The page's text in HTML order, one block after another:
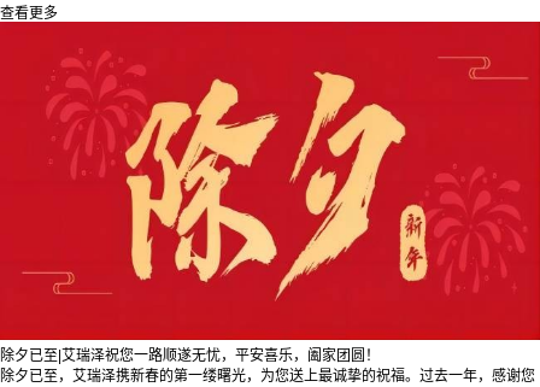
查看更多
除夕已至|艾瑞泽祝您一路顺遂无忧，平安喜乐，阖家团圆！
除夕已至，艾瑞泽携新春的第一缕曙光，为您送上最诚挚的祝福。过去一年，感谢您